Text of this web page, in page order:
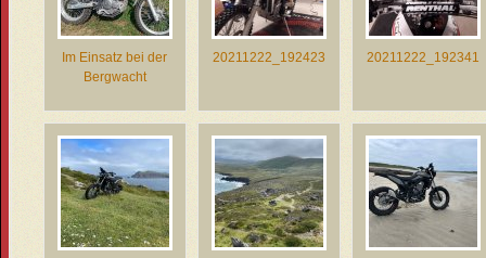
Im Einsatz bei der
Bergwacht
20211222_192423 20211222_192341